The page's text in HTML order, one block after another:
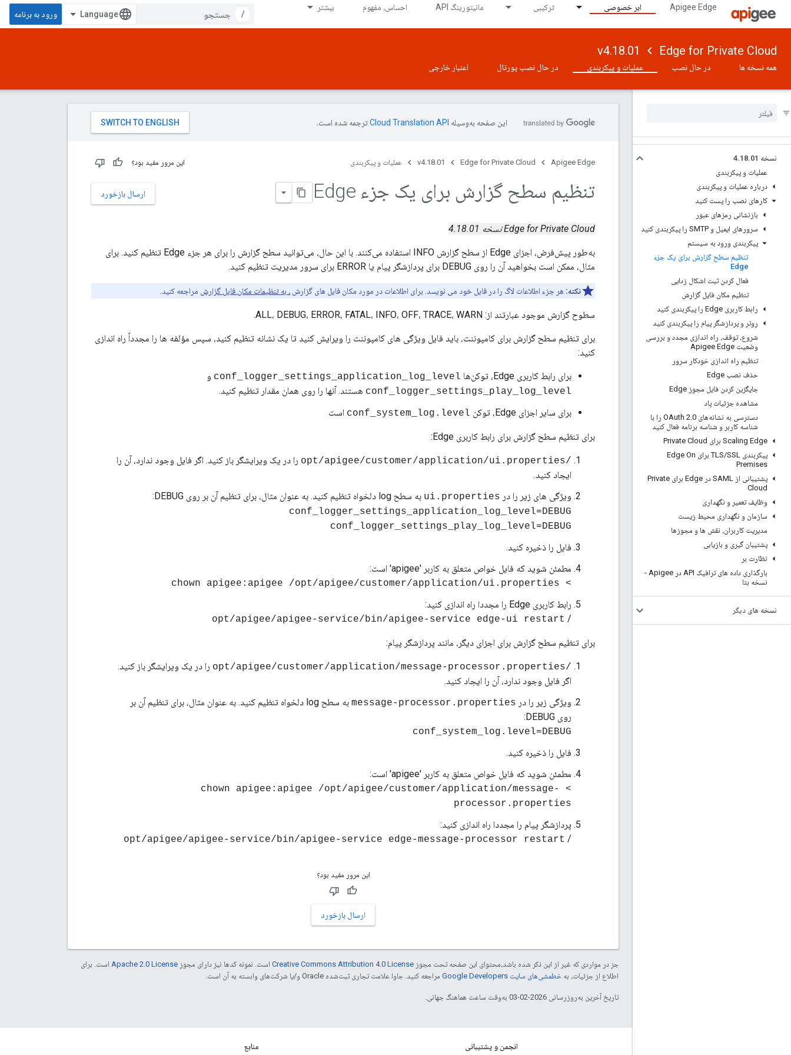
Apigee Edge ابر خصوصی ترکیبی مانیتورینگ API احساس، مفهوم بیشتر
/ ورود به برنامه
Edge for Private Cloud
v4.18.01
همه نسخه ها در حال نصب عملیات و پیکربندی در حال نصب پورتال اعتبار خارجی
نسخه 4 .18.01
عملیات و پیکربندی
درباره عملیات و پیکربندی
کارهای نصب را پست کنید
بازنشانی رمزهای عبور
سرورهای ایمیل و SMTP را پیکربندی کنید
پیکربندی ورود به سیستم
تنظیم سطح گزارش برای یک جزء
Edge
فعال کردن ثبت اشکال زدایی
تنظیم مکان فایل گزارش
رابط کاربری Edge را پیکربندی کنید
روتر و پردازشگر پیام را پیکربندی کنید
شروع، توقف، راه اندازی مجدد و بررسی
وضعیت Apigee Edge
تنظیم راه اندازی خودکار سرور
حذف نصب Edge
جایگزین کردن فایل مجوز Edge
مشاهده جزئیات پاد
دسترسی به نشانه‌های OAuth 2
.
0 را با
شناسه کاربر و شناسه برنامه فعال کنید
Scaling Edge برای Private Cloud
پیکربندی TLS
/
SSL برای Edge On
Premises
پشتیبانی از SAML در Edge برای Private
Cloud
وظایف تعمیر و نگهداری
سازمان و نگهداری محیط زیست
مدیریت کاربران، نقش ها و مجوزها
پشتیبان گیری و بازیابی
نظارت بر
بارگذاری داده های ترافیک API در Apigee -
نسخه بتا
نسخه های دیگر
این صفحه به‌وسیله ترجمه شده است.
Apigee Edge
Edge for Private Cloud
v4.18.01 عملیات و پیکربندی این مرور مفید بود؟
ارسال بازخورد تنظیم سطح گزارش برای یک جزء Edge
Edge for Private Cloud نسخه 4.18.01
به‌طور پیش‌فرض، اجزای Edge از سطح گزارش INFO استفاده می‌کنند. با این حال، می‌توانید سطح گزارش را برای هر جزء Edge تنظیم کنید. برای
مثال، ممکن است بخواهید آن را روی DEBUG برای پردازشگر پیام یا ERROR برای سرور مدیریت تنظیم کنید.
نکته: هر جزء اطلاعات لاگ را در فایل خود می نویسد. برای اطلاعات در مورد مکان فایل های گزارش ، به تنظیمات مکان فایل گزارش مراجعه کنید.
سطوح گزارش موجود عبارتند از: ALL، DEBUG، ERROR، FATAL، INFO، OFF، TRACE، WARN.
برای تنظیم سطح گزارش برای کامپوننت، باید فایل ویژگی های کامپوننت را ویرایش کنید تا یک نشانه تنظیم کنید، سپس مؤلفه ها را مجدداً راه اندازی
کنید:
برای رابط کاربری Edge، توکن‌ها conf_logger_settings_application_log_level و
conf_logger_settings_play_log_level هستند. آنها را روی همان مقدار تنظیم کنید.
برای سایر اجزای Edge، توکن
conf_system_log.level است
برای تنظیم سطح گزارش برای رابط کاربری Edge:
/opt/apigee/customer/application/ui.properties
را در یک ویرایشگر باز کنید. اگر فایل وجود ندارد، آن را
ایجاد کنید.
ویژگی های زیر را در ui.properties به سطح log دلخواه تنظیم کنید. به عنوان مثال، برای تنظیم آن بر روی DEBUG:
conf_logger_settings_application_log_level=DEBUG
conf_logger_settings_play_log_level=DEBUG
فایل را ذخیره کنید.
مطمئن شوید که فایل خواص متعلق به کاربر 'apigee' است:
> chown apigee:apigee /opt/apigee/customer/application/ui.properties
رابط کاربری Edge را مجددا راه اندازی کنید:
/
opt/apigee/apigee-service/bin/apigee-service edge-ui restart
برای تنظیم سطح گزارش برای اجزای دیگر، مانند پردازشگر پیام:
/opt/apigee/customer/application/message-processor.properties
را در یک ویرایشگر باز کنید.
اگر فایل وجود ندارد، آن را ایجاد کنید.
ویژگی زیر را در message-processor.properties
به سطح log دلخواه تنظیم کنید. به عنوان مثال، برای تنظیم آن بر
روی DEBUG:
conf_system_log.level=DEBUG
فایل را ذخیره کنید.
مطمئن شوید که فایل خواص متعلق به کاربر 'apigee' است:
> chown apigee:apigee /opt/apigee/customer/application/message-
processor.properties
پردازشگر پیام را مجددا راه اندازی کنید:
/
opt/apigee/apigee-service/bin/apigee-service edge-message-processor restart
این مرور مفید بود؟
ارسال بازخورد
جز در مواردی که غیر از این ذکر شده باشد،‌محتوای این صفحه تحت مجوز Creative Commons Attribution 4.0 License است. نمونه کدها نیز دارای مجوز Apache 2.0 License است. برای
اطلاع از جزئیات، به خطمشی‌های سایت Google Developers‏ مراجعه کنید. جاوا علامت تجاری ثبت‌شده Oracle و/یا شرکت‌های وابسته به آن است.
تاریخ آخرین به‌روزرسانی 2026-02-03 به‌وقت ساعت هماهنگ جهانی.
انجمن و پشتیبانی منابع